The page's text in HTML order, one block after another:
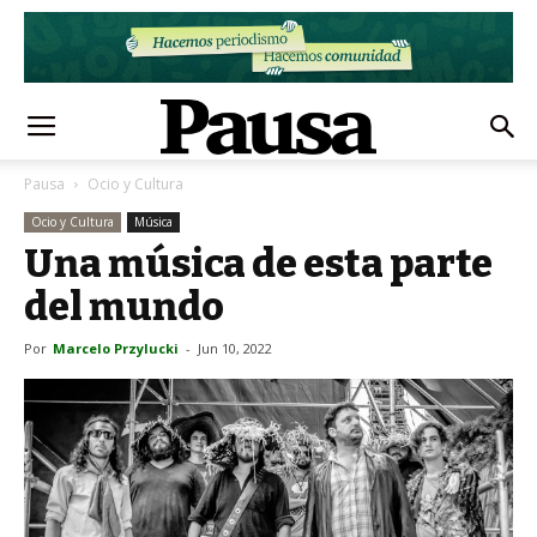
Pausa Ocio y Cultura
Ocio y Cultura Música
Una música de esta parte
del mundo
Por Marcelo Przylucki - Jun 10, 2022